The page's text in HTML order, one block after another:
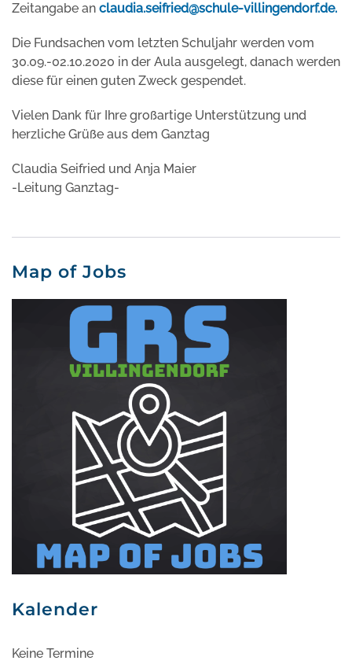
Zeitangabe an claudia.seifried@schule-villingendorf.de.
Die Fundsachen vom letzten Schuljahr werden vom
30.09.-02.10.2020 in der Aula ausgelegt, danach werden
diese für einen guten Zweck gespendet.
Vielen Dank für Ihre großartige Unterstützung und
herzliche Grüße aus dem Ganztag
Claudia Seifried und Anja Maier
-Leitung Ganztag-
Map of Jobs
Kalender
Keine Termine